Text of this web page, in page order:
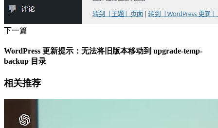
下一篇
WordPress 更新提示：无法将旧版本移动到 upgrade-temp-
backup 目录
相关推荐